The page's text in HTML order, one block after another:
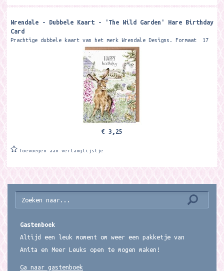
Wrendale - Dubbele Kaart - 'The Wild Garden' Hare Birthday
Card
Prachtige dubbele kaart van het merk Wrendale Designs. Formaat 17
x 13,8 cm Met kraft envelop Wish someone a happy birthday with
€ 3,25
Toevoegen aan verlanglijstje
Gastenboek
Altijd een leuk moment om weer een pakketje van
Anita en Meer Leuks open te mogen maken!
Ga naar gastenboek